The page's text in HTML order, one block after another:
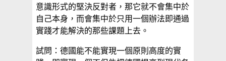
意識形式的堅決反對者，那它就不會集中於
自己本身，而會集中於只用一個辦法即通過
實踐才能解決的那些課題上去。
試問：德國能不能實現一個原則高度的實